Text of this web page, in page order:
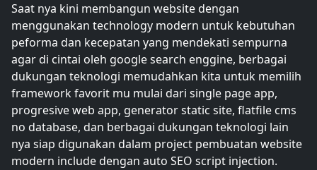
Saat nya kini membangun website dengan
menggunakan technology modern untuk kebutuhan
peforma dan kecepatan yang mendekati sempurna
agar di cintai oleh google search enggine, berbagai
dukungan teknologi memudahkan kita untuk memilih
framework favorit mu mulai dari single page app,
progresive web app, generator static site, flatfile cms
no database, dan berbagai dukungan teknologi lain
nya siap digunakan dalam project pembuatan website
modern include dengan auto SEO script injection.